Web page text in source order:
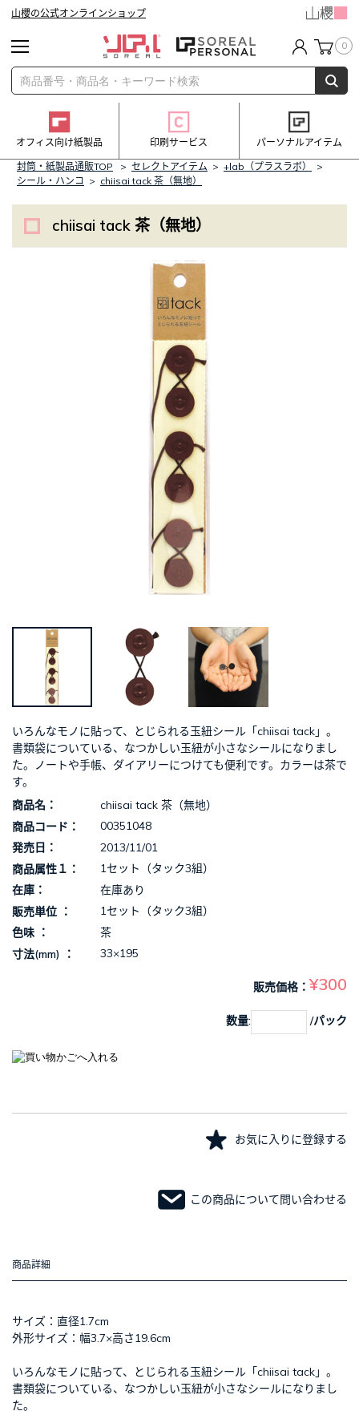
山櫻の公式オンラインショップ
0
オフィス向け紙製品 印刷サービス
パーソナルアイテム
封筒・紙製品通販TOP
> セレクトアイテム > +lab（プラスラボ）
>
シール・ハンコ > chiisai tack 茶（無地）
chiisai tack 茶（無地）
いろんなモノに貼って、とじられる玉紐シール「chiisai tack」。
書類袋についている、なつかしい玉紐が小さなシールになりまし
た。ノートや手帳、ダイアリーにつけても便利です。カラーは茶で
す。
商品名
chiisai tack 茶（無地）
商品コード
00351048
発売日
2013/11/01
商品属性１
1セット（タック3組）
在庫
在庫あり
販売単位
1セット（タック3組）
色味
茶
寸法(mm)
33×195
販売価格 ¥300
数量: /パック
お気に入りに登録する
この商品について問い合わせる
商品詳細
サイズ：直径1.7cm
外形サイズ：幅3.7×高さ19.6cm
いろんなモノに貼って、とじられる玉紐シール「chiisai tack」。
書類袋についている、なつかしい玉紐が小さなシールになりまし
た。